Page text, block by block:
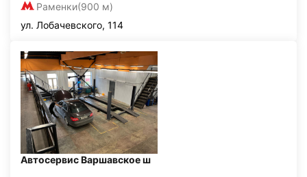
Раменки(900 м)
ул. Лобачевского, 114
Автосервис Варшавское ш